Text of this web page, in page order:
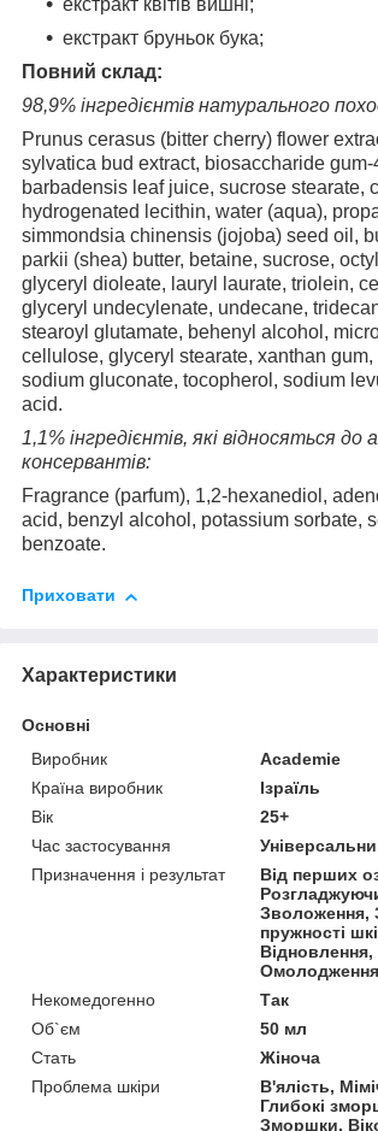
екстракт квітів вишні;
екстракт бруньок бука;
Повний склад:
98,9% інгредієнтів натурального
Prunus cerasus (bitter cherry) flower
sylvatica bud extract, biosaccharide gum-
barbadensis leaf juice, sucrose stearate,
hydrogenated lecithin, water (aqua),
simmondsia chinensis (jojoba) seed oil,
parkii (shea) butter, betaine, sucrose,
glyceryl dioleate, lauryl laurate, triolein,
glyceryl undecylenate, undecane,
stearoyl glutamate, behenyl alcohol,
cellulose, glyceryl stearate, xanthan gum,
sodium gluconate, tocopherol, sodium
acid.
1,1% інгредієнтів, які відносяться
консервантів:
Fragrance (parfum), 1,2-hexanediol,
acid, benzyl alcohol, potassium sorbate,
benzoate.
Приховати
Характеристики
Основні
Виробник
Academie
Країна виробник
Ізраїль
Вік
25+
Час застосування
Призначення і результат
Від перших
Зволоження,
пружності
Відновлення,
Омолодження
Некомедогенно
Так
Об`єм
50 мл
Стать
Жіноча
Проблема шкіри
В'ялість,
Глибокі
Зморшки,